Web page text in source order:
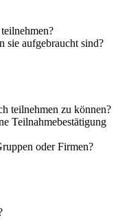
sie aufgebraucht sind?
teilnehmen zu können?
Teilnahmebestätigung
oder Firmen?